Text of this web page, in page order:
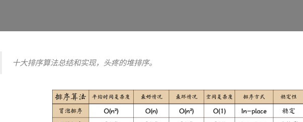
十大排序算法总结和实现，头疼的堆排序。